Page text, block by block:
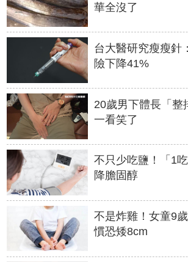
華全沒了
台大醫研究瘦瘦針
險下降41%
20歲男下體長「整
一看笑了
不只少吃鹽！「1吃
降膽固醇
不是炸雞！女童9
慣恐矮8cm